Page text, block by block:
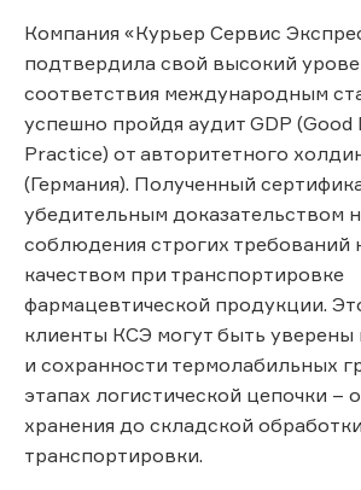
Компания «Курьер Сервис
подтвердила свой высокий
соответствия международным
успешно пройдя аудит GDP
Practice) от авторитетного
(Германия). Полученный
убедительным доказательством
соблюдения строгих требований
качеством при транспортировке
фармацевтической продукции.
клиенты КСЭ могут быть уверены
и сохранности термолабильных
этапах логистической цепочки –
хранения до складской
транспортировки.